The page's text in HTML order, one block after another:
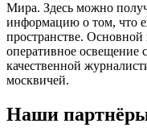
Мира. Здесь можно
информацию о том, что
пространстве.
оперативное освещение
качественной
москвичей.
Наши